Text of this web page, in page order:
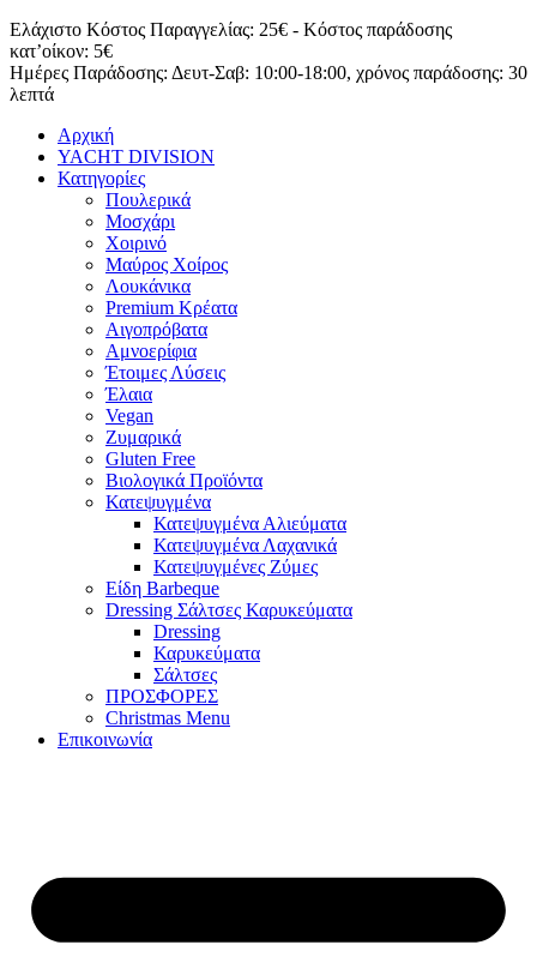
Μετάβαση
στο
περιεχόμενο
Ελάχιστο Κόστος Παραγγελίας: 25€ - Κόστος παράδοσης
κατ’οίκον: 5€
Ημέρες Παράδοσης: Δευτ-Σαβ: 10:00-18:00, χρόνος παράδοσης: 30
λεπτά
Αρχική
YACHT DIVISION
Κατηγορίες
Πουλερικά
Μοσχάρι
Χοιρινό
Μαύρος Χοίρος
Λουκάνικα
Premium Κρέατα
Αιγοπρόβατα
Αμνοερίφια
Έτοιμες Λύσεις
Έλαια
Vegan
Ζυμαρικά
Gluten Free
Βιολογικά Προϊόντα
Κατεψυγμένα
Κατεψυγμένα Αλιεύματα
Κατεψυγμένα Λαχανικά
Κατεψυγμένες Ζύμες
Είδη Barbeque
Dressing Σάλτσες Καρυκεύματα
Dressing
Καρυκεύματα
Σάλτσες
ΠΡΟΣΦΟΡΕΣ
Christmas Menu
Επικοινωνία